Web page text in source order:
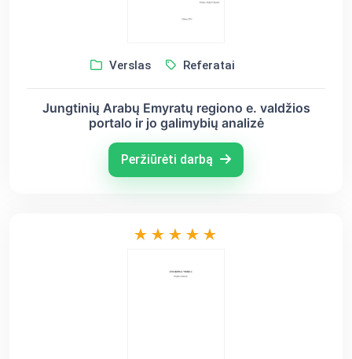
Verslas Referatai
Jungtinių Arabų Emyratų regiono e. valdžios
portalo ir jo galimybių analizė
Peržiūrėti darbą